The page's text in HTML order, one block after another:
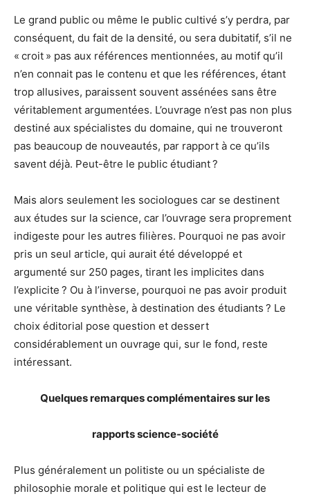
Le grand public ou même le public cultivé s’y perdra, par
conséquent, du fait de la densité, ou sera dubitatif, s’il ne
« croit » pas aux références mentionnées, au motif qu’il
n’en connait pas le contenu et que les références, étant
trop allusives, paraissent souvent assénées sans être
véritablement argumentées. L’ouvrage n’est pas non plus
destiné aux spécialistes du domaine, qui ne trouveront
pas beaucoup de nouveautés, par rapport à ce qu’ils
savent déjà. Peut-être le public étudiant ?
Mais alors seulement les sociologues car se destinent
aux études sur la science, car l’ouvrage sera proprement
indigeste pour les autres filières. Pourquoi ne pas avoir
pris un seul article, qui aurait été développé et
argumenté sur 250 pages, tirant les implicites dans
l’explicite ? Ou à l’inverse, pourquoi ne pas avoir produit
une véritable synthèse, à destination des étudiants ? Le
choix éditorial pose question et dessert
considérablement un ouvrage qui, sur le fond, reste
intéressant.
Quelques remarques complémentaires sur les
rapports science-société
Plus généralement un politiste ou un spécialiste de
philosophie morale et politique qui est le lecteur de